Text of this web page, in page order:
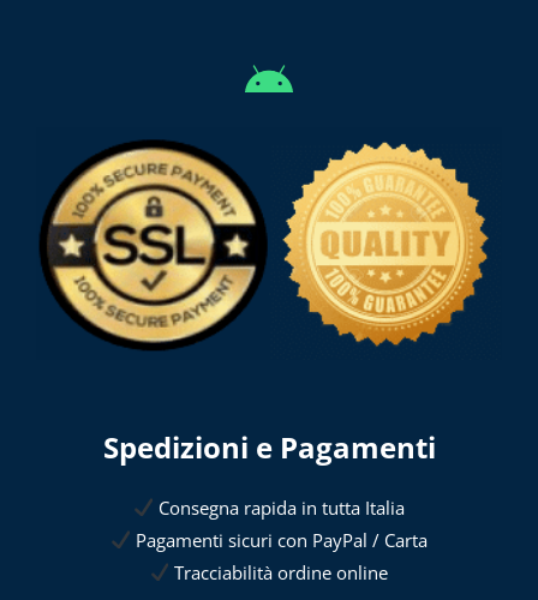
Spedizioni e Pagamenti
Consegna rapida in tutta Italia
Pagamenti sicuri con PayPal / Carta
Tracciabilità ordine online